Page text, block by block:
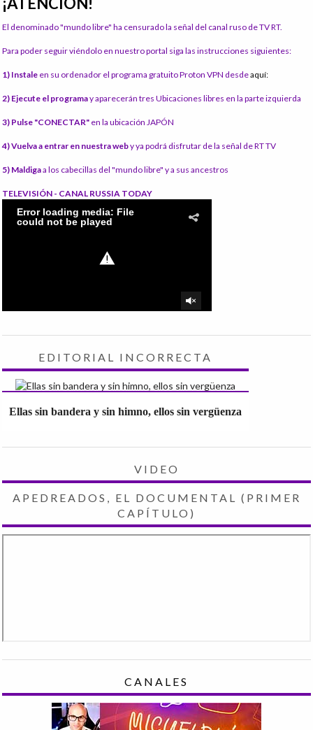
El denominado "mundo libre" ha censurado la señal del canal ruso de TV RT.
Para poder seguir viéndolo en nuestro portal siga las instrucciones siguientes:
1) Instale en su ordenador el programa gratuito Proton VPN desdeaquí:
2) Ejecute el programay aparecerán tres Ubicaciones libres en la parte izquierda
3) Pulse "CONECTAR" en la ubicación JAPÓN
4) Vuelva a entrar en nuestra weby ya podrá disfrutar de la señal de RT TV
5) Maldigaa los cabecillas del "mundo libre" y a sus ancestros
TELEVISIÓN - CANAL RUSSIA TODAY
EDITORIAL INCORRECTA
Ellas sin bandera y sin himno, ellos sin vergüenza
VIDEO
APEDREADOS, EL DOCUMENTAL (PRIMER
CAPÍTULO)
CANALES